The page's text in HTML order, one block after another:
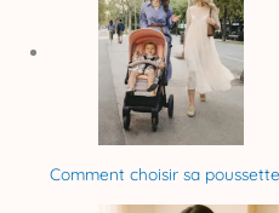
Comment choisir sa